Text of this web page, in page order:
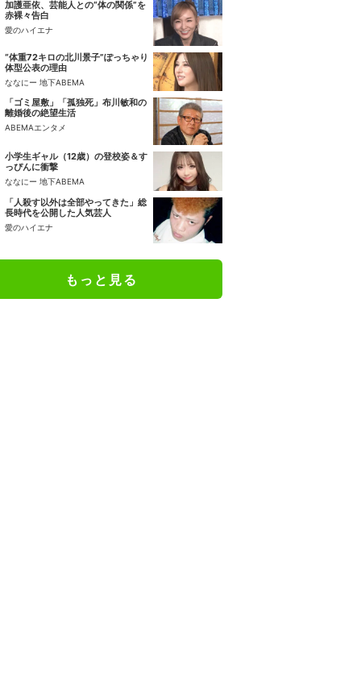
加護亜依、芸能人との“体の関係”を
赤裸々告白
愛のハイエナ
“体重72キロの北川景子”ぽっちゃり
体型公表の理由
ななにー 地下ABEMA
「ゴミ屋敷」「孤独死」布川敏和の
離婚後の絶望生活
ABEMAエンタメ
小学生ギャル（12歳）の登校姿＆す
っぴんに衝撃
ななにー 地下ABEMA
「人殺す以外は全部やってきた」総
長時代を公開した人気芸人
愛のハイエナ
もっと見る